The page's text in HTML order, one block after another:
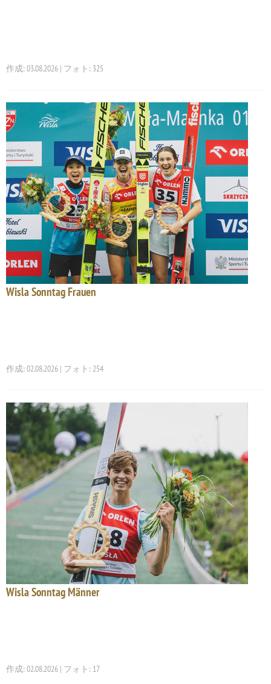
作成: 03.08.2026 | フォト: 325
Wisla Sonntag Frauen
作成: 02.08.2026 | フォト: 254
Wisla Sonntag Männer
作成: 02.08.2026 | フォト: 17